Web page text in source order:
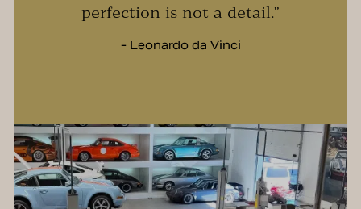
perfection is not a detail.”
- Leonardo da Vinci